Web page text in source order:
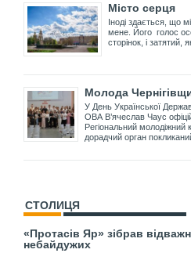
Місто серця
Іноді здається, що
мене. Його голос
сторінок, і затятий,
Молода
У День Української
ОВА В’ячеслав Чаус
Регіональний
дорадчий орган
СТОЛИЦЯ
«Протасів Яр» зібрав
небайдужих